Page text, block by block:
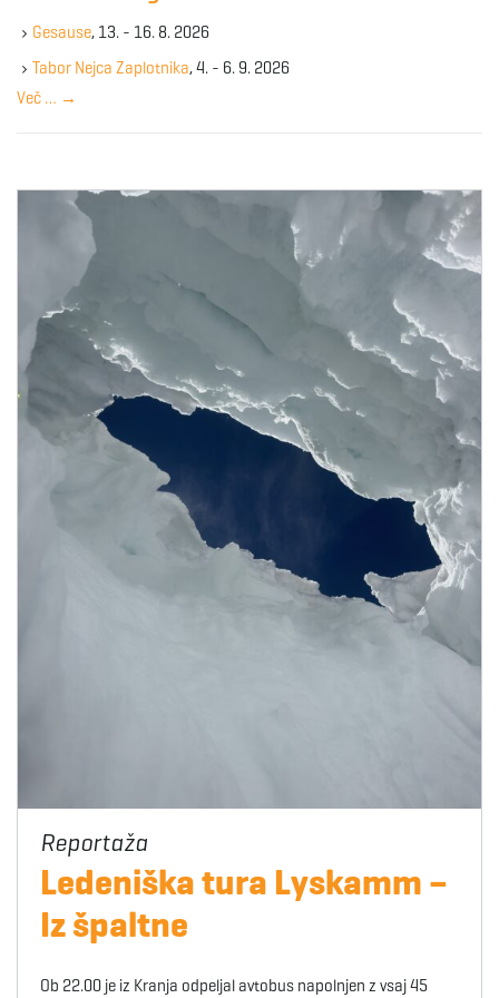
e
y
w
r
Gesause, 13. - 16. 8. 2026
Tabor Nejca Zaplotnika, 4. - 6. 9. 2026
Več … →
Ledeniška tura Lyskamm –
Iz špaltne
Ob 22.00 je iz Kranja odpeljal avtobus napolnjen z vsaj 45